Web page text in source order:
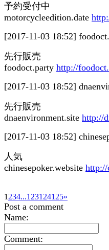
予約受付中
motorcycleedition.date
[2017-11-03 18:52]
先行販売
foodoct.party http://
[2017-11-03 18:52]
先行販売
dnaenvironment.site http://
[2017-11-03 18:52]
人気
chinesepoker.website http://
1 234...123124125»
Post a comment
Name:
Comment: